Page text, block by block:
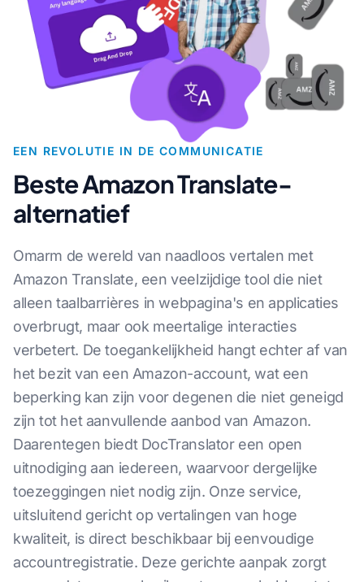
EEN REVOLUTIE IN DE COMMUNICATIE
Beste Amazon Translate-
alternatief
Omarm de wereld van naadloos vertalen met
Amazon Translate, een veelzijdige tool die niet
alleen taalbarrières in webpagina's en applicaties
overbrugt, maar ook meertalige interacties
verbetert. De toegankelijkheid hangt echter af van
het bezit van een Amazon-account, wat een
beperking kan zijn voor degenen die niet geneigd
zijn tot het aanvullende aanbod van Amazon.
Daarentegen biedt DocTranslator een open
uitnodiging aan iedereen, waarvoor dergelijke
toezeggingen niet nodig zijn. Onze service,
uitsluitend gericht op vertalingen van hoge
kwaliteit, is direct beschikbaar bij eenvoudige
accountregistratie. Deze gerichte aanpak zorgt